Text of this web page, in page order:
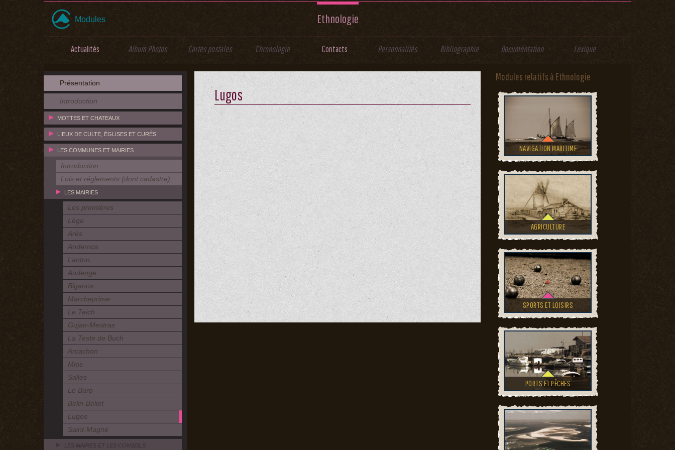
Modules Ethnologie
Actualités Album Photos Cartes postales Chronologie Contacts Personnalités Bibliographie Documentation Lexique
Présentation
Introduction
MOTTES ET CHATEAUX
LIEUX DE CULTE, ÉGLISES ET CURÉS
LES COMMUNES ET MAIRIES
Introduction
Lois et réglements (dont cadastre)
LES MAIRIES
Les premières
Lège
Arès
Andernos
Lanton
Audenge
Biganos
Marcheprime
Le Teich
Gujan-Mestras
La Teste de Buch
Arcachon
Mios
Salles
Le Barp
Belin-Beliet
Lugos
Saint-Magne
LES MAIRES ET LES CONSEILS
Lugos
Modules relatifs à Ethnologie
NAVIGATION MARITIME
AGRICULTURE
SPORTS ET LOISIRS
PORTS ET PÊCHES